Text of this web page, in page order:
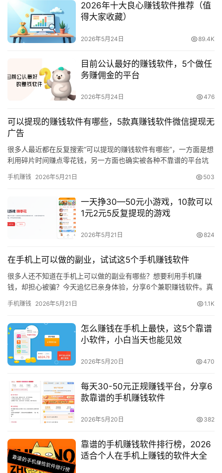
首
页
挖
赚
评
登录 注册
2026年十大良心赚钱软件推荐（值
得大家收藏）
2026年5月24日 89.4K
目前公认最好的赚钱软件，5个做任
务赚佣金的平台
2026年5月24日 476
可以提现的赚钱软件有哪些，5款真赚钱软件微信提现无
广告
很多人最近都在反复搜索“可以提现的赚钱软件有哪些”，一方面是想
利用碎片时间赚点零花钱，另一方面也确实被各种不靠谱的平台坑
手机赚钱 2026年5月21日 503
一天挣30—50元小游戏，10款可以
1元2元5反复提现的游戏
2026年5月21日 824
在手机上可以做的副业，试试这5个手机赚钱软件
很多人还不知道在手机上可以做的副业有哪些？想要利用手机赚
钱，却担心被骗？今天追忆已亲身体验，分享6个兼职赚钱软件。真
人。每天…
手机赚钱 2026年5月21日 1.1K
怎么赚钱在手机上最快，这5个靠谱
小软件，小白当天也能见效
2026年5月20日 470
每天30-50元正规赚钱平台，分享6
款靠谱的手机赚钱软件
2026年5月20日 382
靠谱的手机赚钱软件排行榜，2026
适合个人在手机上赚钱的软件大全